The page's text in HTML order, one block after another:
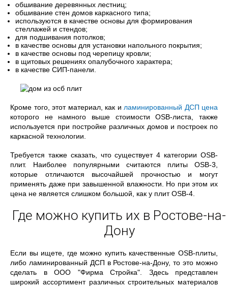
обшивание деревянных лестниц;
обшивание стен домов каркасного типа;
используются в качестве основы для формирования
стеллажей и стендов;
для подшивания потолков;
в качестве основы для установки напольного покрытия;
в качестве основы под черепицу кровли;
в щитовых решениях опалубочного характера;
в качестве СИП-панели.
Кроме того, этот материал, как и ламинированный ДСП цена
которого не намного выше стоимости OSB-листа, также
используется при постройке различных домов и построек по
каркасной технологии.
Требуется также сказать, что существует 4 категории OSB-
плит. Наиболее популярными считаются плиты OSB-3,
которые отличаются высочайшей прочностью и могут
применять даже при завышенной влажности. Но при этом их
цена не является слишком большой, как у плит OSB-4.
Где можно купить их в Ростове-на-
Дону
Если вы ищете, где можно купить качественные OSB-плиты,
либо ламинированный ДСП в Ростове-на-Дону, то это можно
сделать в ООО "Фирма Стройка". Здесь представлен
широкий ассортимент различных строительных материалов